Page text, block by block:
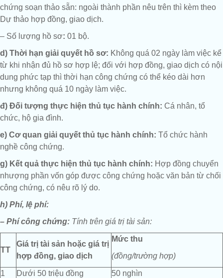
chứng soạn thảo sẵn: ngoài thành phần nêu trên thì kèm theo
Dự thảo hợp đồng, giao dịch.
– Số lượng hồ sơ: 01 bộ.
d) Thời hạn giải quyết hồ sơ: Không quá 02 ngày làm việc kể
từ khi nhận đủ hồ sơ hợp lệ; đối với hợp đồng, giao dịch có nội
dung phức tạp thì thời hạn công chứng có thể kéo dài hơn
nhưng không quá 10 ngày làm việc.
đ) Đối tượng thực hiện thủ tục hành chính: Cá nhân, tổ
chức, hộ gia đình.
e) Cơ quan giải quyết thủ tục hành chính: Tổ chức hành
nghề công chứng.
g) Kết quả thực hiện thủ tục hành chính: Hợp đồng chuyển
nhượng phần vốn góp được công chứng hoặc văn bản từ chối
công chứng, có nêu rõ lý do.
h) Phí, lệ phí:
– Phí công chứng: Tính trên giá trị tài sản:
TT
Giá trị tài sản hoặc giá trị
hợp đồng, giao dịch
Mức thu
(đồng/trường hợp)
1 Dưới 50 triệu đồng 50 nghìn